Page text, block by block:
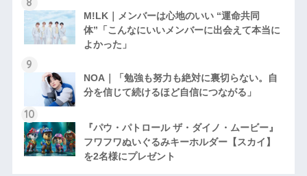
M!LK｜メンバーは心地のいい “運命共同
体”「こんなにいいメンバーに出会えて本当に
よかった」
NOA｜「勉強も努力も絶対に裏切らない。自
分を信じて続けるほど自信につながる」
『パウ・パトロール ザ・ダイノ・ムービー』
フワフワぬいぐるみキーホルダー【スカイ】
を2名様にプレゼント